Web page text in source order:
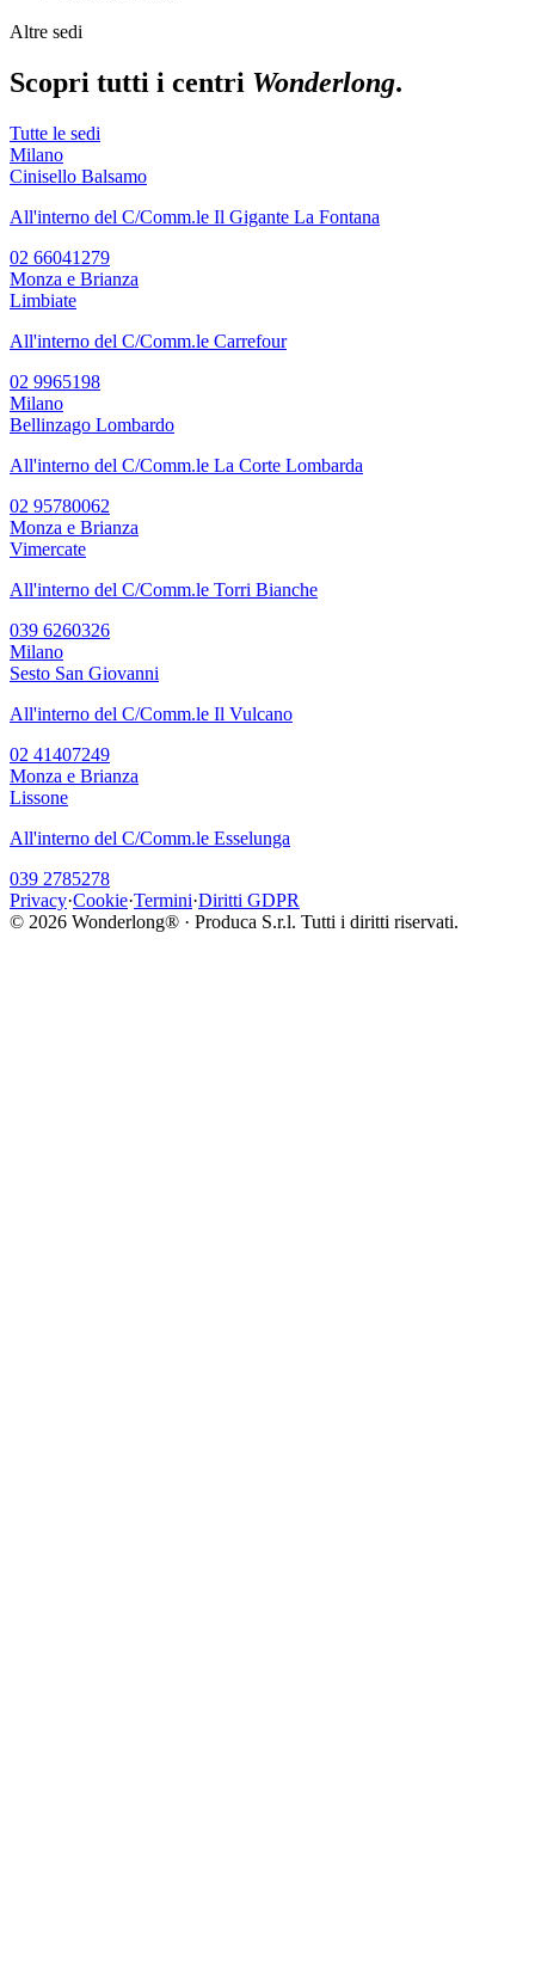
Altre sedi
Scopri tutti i centri Wonderlong.
Tutte le sedi
Milano
Cinisello Balsamo
All'interno del C/Comm.le Il Gigante La Fontana
02 66041279
Monza e Brianza
Limbiate
All'interno del C/Comm.le Carrefour
02 9965198
Milano
Bellinzago Lombardo
All'interno del C/Comm.le La Corte Lombarda
02 95780062
Monza e Brianza
Vimercate
All'interno del C/Comm.le Torri Bianche
039 6260326
Milano
Sesto San Giovanni
All'interno del C/Comm.le Il Vulcano
02 41407249
Monza e Brianza
Lissone
All'interno del C/Comm.le Esselunga
039 2785278
Privacy·Cookie·Termini·Diritti GDPR
© 2026 Wonderlong® · Produca S.r.l. Tutti i diritti riservati.